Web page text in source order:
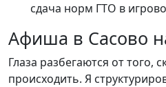
сдача норм ГТО в
Афиша в Сасово
Глаза разбегаются от того,
происходить. Я